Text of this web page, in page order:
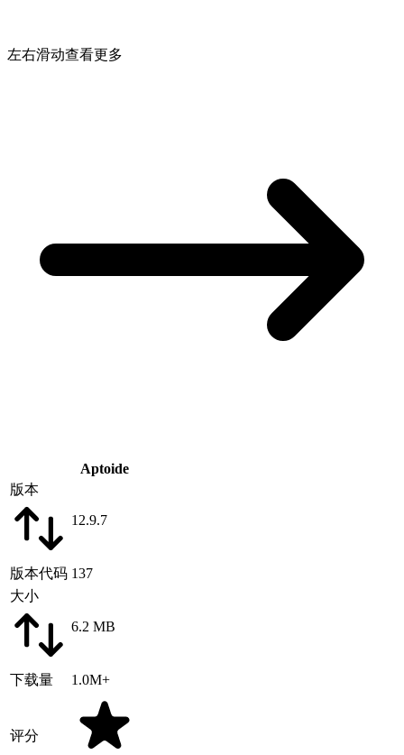
左右滑动查看更多
Aptoide
版本
12.9.7
版本代码 137
大小
6.2 MB
下载量 1.0M+
评分